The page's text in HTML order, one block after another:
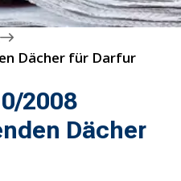
Dächer für Darfur
2008
Dächer